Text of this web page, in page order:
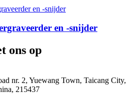
en -snijder
ons op
nr. 2, Yuewang Town, Taicang City,
215437